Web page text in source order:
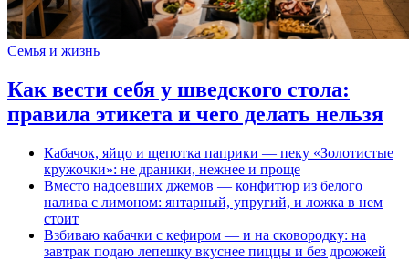
Семья и жизнь
Как вести себя у шведского стола:
правила этикета и чего делать нельзя
Кабачок, яйцо и щепотка паприки — пеку «Золотистые
кружочки»: не драники, нежнее и проще
Вместо надоевших джемов — конфитюр из белого
налива с лимоном: янтарный, упругий, и ложка в нем
стоит
Взбиваю кабачки с кефиром — и на сковородку: на
завтрак подаю лепешку вкуснее пиццы и без дрожжей